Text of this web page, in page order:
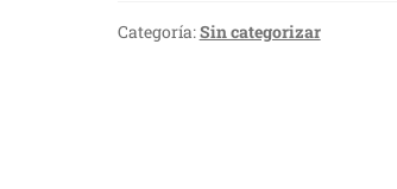
Categoría:Sin categorizar